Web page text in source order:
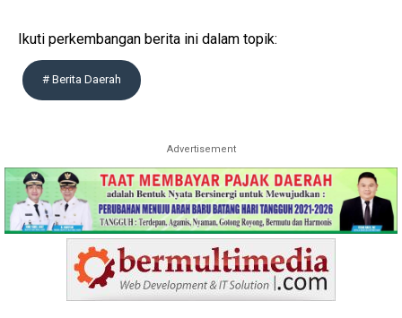
Ikuti perkembangan berita ini dalam topik:
# Berita Daerah
Advertisement